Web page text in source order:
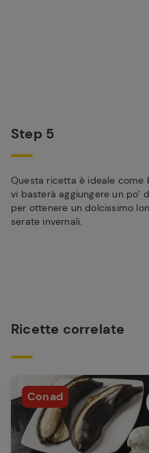
Step 5
Questa ricetta è ideale come
vi basterà aggiungere un po’
per ottenere un dolcissimo
serate invernali.
Ricette correlate
Conad